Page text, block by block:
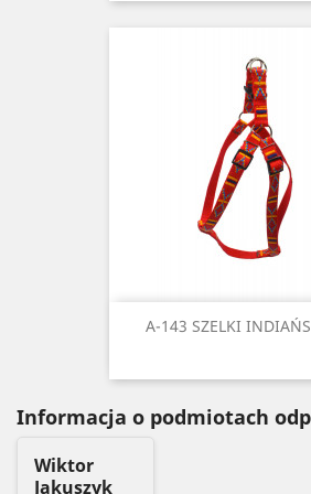
A-143 SZELKI
Informacja o podmiotach
Wiktor
Jakuszyk